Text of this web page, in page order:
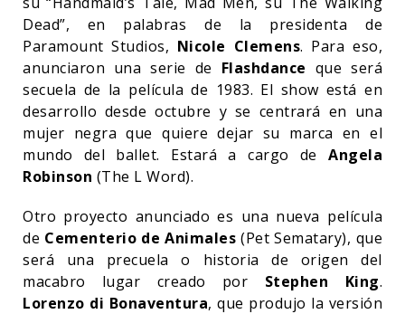
Dead”, en palabras de la presidenta de
Paramount Studios, Nicole Clemens. Para eso,
anunciaron una serie de Flashdance que será
secuela de la película de 1983. El show está en
desarrollo desde octubre y se centrará en una
mujer negra que quiere dejar su marca en el
mundo del ballet. Estará a cargo de Angela
Robinson (The L Word).
Otro proyecto anunciado es una nueva película
de Cementerio de Animales (Pet Sematary), que
será una precuela o historia de origen del
macabro lugar creado por Stephen King.
Lorenzo di Bonaventura, que produjo la versión